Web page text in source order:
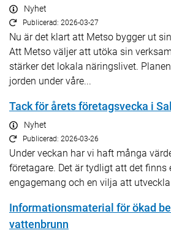
Nyhet
Publicerad: 2026-03-27
Nu är det klart att Metso bygger ut
Att Metso väljer att utöka sin
stärker det lokala näringslivet.
jorden under våre...
Tack för årets företagsvecka i
Nyhet
Publicerad: 2026-03-26
Under veckan har vi haft många
företagare. Det är tydligt att det finns
engagemang och en vilja att
Informationsmaterial för ökad
vattenbrunn